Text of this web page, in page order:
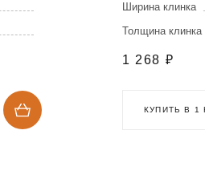
Ширина клинка
Толщина клинка
1 268 ₽
КУПИТЬ В 1